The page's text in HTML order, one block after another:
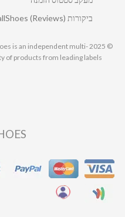
ביקורות MallShoes (Reviews)
is an independent multi-
of products from leading labels.